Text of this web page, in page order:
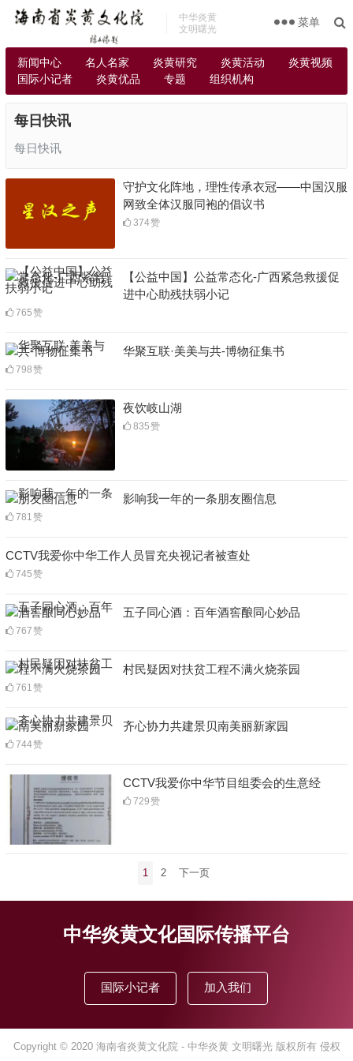
中华炎黄
文明曙光
新闻中心 名人名家 炎黄研究 炎黄活动
炎黄视频
国际小记者
炎黄优品 专题 组织机构
菜单
每日快讯
每日快讯
守护文化阵地，理性传承衣冠——中国汉服
网致全体汉服同袍的倡议书
374赞
【公益中国】公益常态化-广西紧急救援促
进中心助残扶弱小记
765赞
华聚互联·美美与共-博物征集书
798赞
夜饮岐山湖
835赞
影响我一年的一条朋友圈信息
781赞
CCTV我爱你中华工作人员冒充央视记者被查处
745赞
五子同心酒：百年酒窖酿同心妙品
767赞
村民疑因对扶贫工程不满火烧茶园
761赞
齐心协力共建景贝南美丽新家园
744赞
CCTV我爱你中华节目组委会的生意经
729赞
分
1 2 下一页
中华炎黄文化国际传播平台
国际小记者 加入我们
Copyright © 2020 海南省炎黄文化院- 中华炎黄 文明曙光 版权所有 侵权